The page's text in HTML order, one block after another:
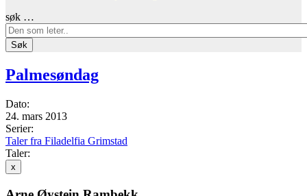
søk …
Søk
Palmesøndag
Dato:
24. mars 2013
Serier:
Taler fra Filadelfia Grimstad
Taler:
x